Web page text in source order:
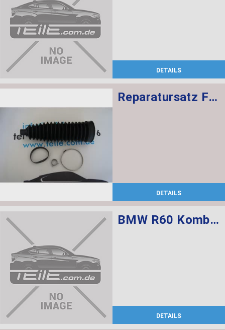
DETAILS
Reparatursatz Faltenbalg TRW
DETAILS
BMW R60 Kombischalter links L=520
DETAILS